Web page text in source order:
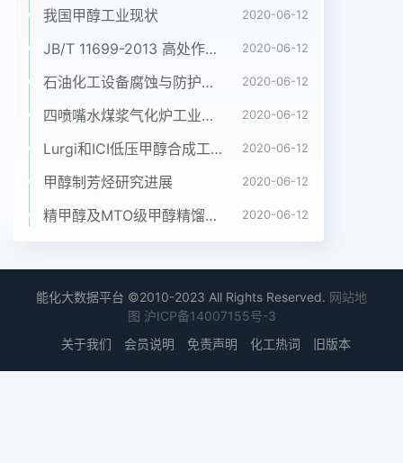
使用时应注意以下几点:玻璃电极11仪器及试剂。各
的标准缓冲溶液温在使用前先放入蒸馏水中浸泡24
小时以上;测定活度计;玻璃电极;甘汞电极或银-氯化
银电极;度误差在正负1℃之内。23标准溶液的配
制。标PH值时,玻璃电极的球泡应全部浸入溶液中并
磁力搅拌器;试剂见下表:准溶液配制的准确度直接影
响PH值的测定的准使其稍高于甘汞电极的陶瓷芯端,
所以要求使用分析纯或优级纯。控制措坏;必须注意
玻璃电极的内电极与球泡之间甘汞施配制标准溶液所
使用的蒸馏水应符合下列电极的内电极与陶瓷芯之间
不得有气泡,以防断石酸氯钾(S℃泡和|3.56ea要求:
煮沸并冷却;电导率小于2×10cm;路;甘汞电极中的饱
和氯化钾溶液的液面必须高其PH以67-73之间为
我国甲醇工业现状 2020-06-12
JB/T 11699-2013 高处作业吊篮安装、拆卸、使用技术规程 2020-06-12
石油化工设备腐蚀与防护参考书十本免费下载，绝版珍藏 2020-06-12
四喷嘴水煤浆气化炉工业应用情况简介 2020-06-12
Lurgi和ICI低压甲醇合成工艺比较 2020-06-12
甲醇制芳烃研究进展 2020-06-12
精甲醇及MTO级甲醇精馏工艺技术进展 2020-06-12
能化大数据平台 ©2010-2023 All Rights Reserved. 网站地
图 沪ICP备14007155号-3
关于我们
会员说明 免责声明 化工热词 旧版本